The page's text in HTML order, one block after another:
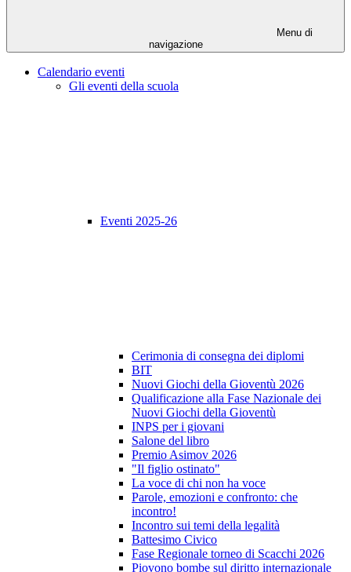
Menu di
navigazione
Calendario eventi
Gli eventi della scuola
Eventi 2025-26
Cerimonia di consegna dei diplomi
BIT
Nuovi Giochi della Gioventù 2026
Qualificazione alla Fase Nazionale dei
Nuovi Giochi della Gioventù
INPS per i giovani
Salone del libro
Premio Asimov 2026
"Il figlio ostinato"
La voce di chi non ha voce
Parole, emozioni e confronto: che
incontro!
Incontro sui temi della legalità
Battesimo Civico
Fase Regionale torneo di Scacchi 2026
Piovono bombe sul diritto internazionale